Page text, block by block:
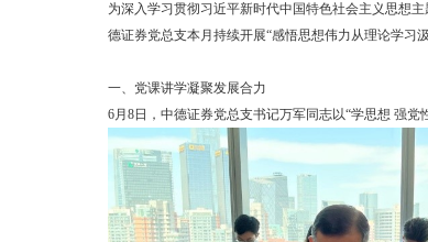
为深入学习贯彻习近平新时代中国特色社会主义思想
德证券党总支本月持续开展“感悟思想伟力从理论学习
一、党课讲学凝聚发展合力
6月 8日，中德证券党总支书记万军同志以“学思想 强党